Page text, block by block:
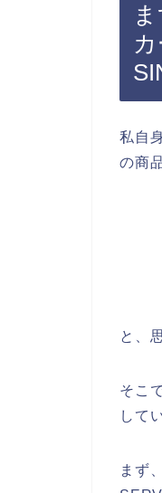
私自
の商
と、
そこ
して
まず